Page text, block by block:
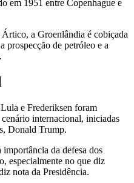
em 1951 entre Copenhague e
a Groenlândia é cobiçada
prospecção de petróleo e a
e Frederiksen foram
internacional, iniciadas
Donald Trump.
da defesa dos
especialmente no que diz
nota da Presidência.